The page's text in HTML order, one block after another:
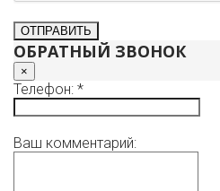
ОБРАТНЫЙ ЗВОНОК
×
Телефон: *
Ваш комментарий: